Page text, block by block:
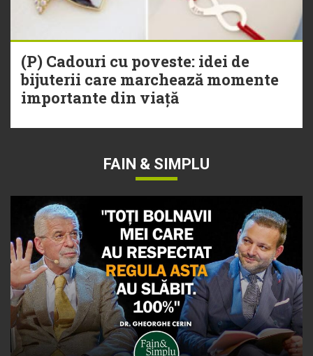
(P) Cadouri cu poveste: idei de
bijuterii care marchează momente
importante din viață
FAIN & SIMPLU